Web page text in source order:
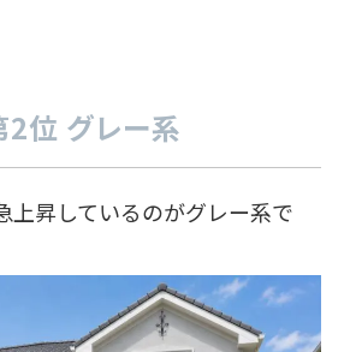
2位 グレー系
上昇しているのがグレー系で